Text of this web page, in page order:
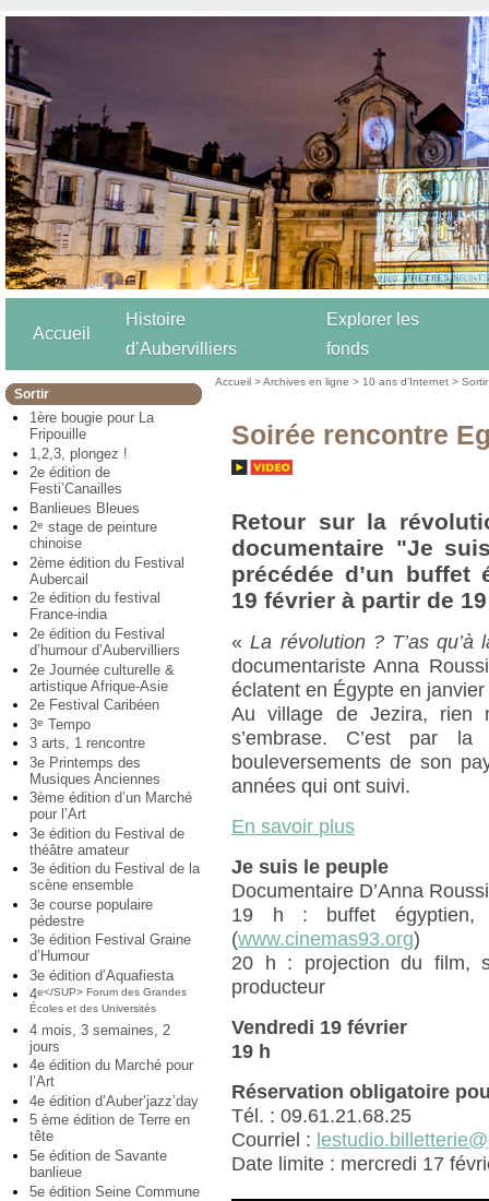
Accueil
Histoire
d’Aubervilliers
Explorer les
fonds
Sortir
1ère bougie pour La
Fripouille
1,2,3, plongez !
2e édition de
Festi’Canailles
Banlieues Bleues
2e stage de peinture
chinoise
2ème édition du Festival
Aubercail
2e édition du festival
France-india
2e édition du Festival
d’humour d’Aubervilliers
2e Journée culturelle &
artistique Afrique-Asie
2e Festival Caribéen
3e Tempo
3 arts, 1 rencontre
3e Printemps des
Musiques Anciennes
3ème édition d’un Marché
pour l’Art
3e édition du Festival de
théâtre amateur
3e édition du Festival de la
scène ensemble
3e course populaire
pédestre
3e édition Festival Graine
d’Humour
3e édition d’Aquafiesta
4e</SUP> Forum des Grandes
Écoles et des Universités
4 mois, 3 semaines, 2
jours
4e édition du Marché pour
l’Art
4e édition d’Auber’jazz’day
5 ème édition de Terre en
tête
5e édition de Savante
banlieue
5e édition Seine Commune
Accueil >Archives en ligne > 10 ans d’Internet >Sortir
Soirée rencontre
Retour sur la
documentaire "Je
précédée d’un buffet
19 février à partir de
«La révolution ? T’as
documentariste Anna
éclatent en Égypte en janvier
Au village de Jezira, rien
s’embrase. C’est par
bouleversements de son
années qui ont suivi.
En savoir plus
Je suis le peuple
Documentaire D’Anna
19 h : buffet égyptien,
(www.cinemas93.org)
20 h : projection du film,
producteur
Vendredi 19 février
19 h
Réservation obligatoire
Tél. : 09.61.21.68.25
Courriel :
Date limite : mercredi 17